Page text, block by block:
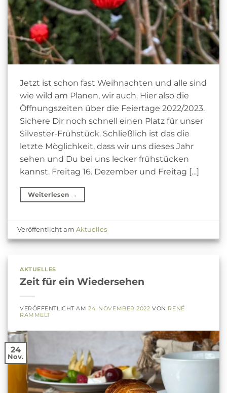
Jetzt ist schon fast Weihnachten und alle sind
wie wild am Planen, wir auch. Hier also die
Öffnungszeiten über die Feiertage 2022/2023.
Sichere Dir noch schnell einen Platz für unser
Silvester-Frühstück. Schließlich ist das die
letzte Möglichkeit, dass wir uns dieses Jahr
sehen und Du bei uns lecker frühstücken
kannst. Freitag 16. Dezember und Freitag […]
Weiterlesen →
Veröffentlicht amAktuelles
AKTUELLES
Zeit für ein Wiedersehen
VERÖFFENTLICHT AM24. NOVEMBER 2022 VON RENÉ
RAMMELT
24
Nov.